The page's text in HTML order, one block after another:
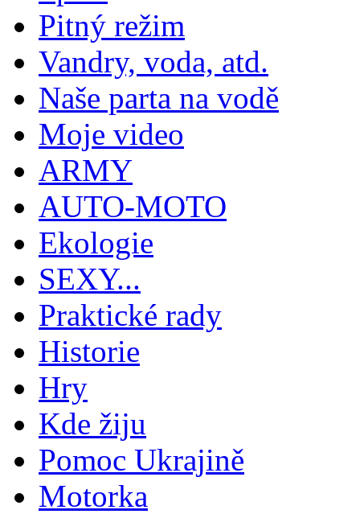
Pitný režim
Vandry, voda, atd.
Naše parta na vodě
Moje video
ARMY
AUTO-MOTO
Ekologie
SEXY...
Praktické rady
Historie
Hry
Kde žiju
Pomoc Ukrajině
Motorka